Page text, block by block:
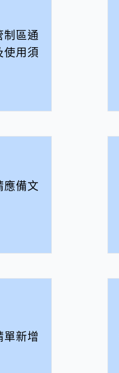
制區通
使用須
應備文
單新增